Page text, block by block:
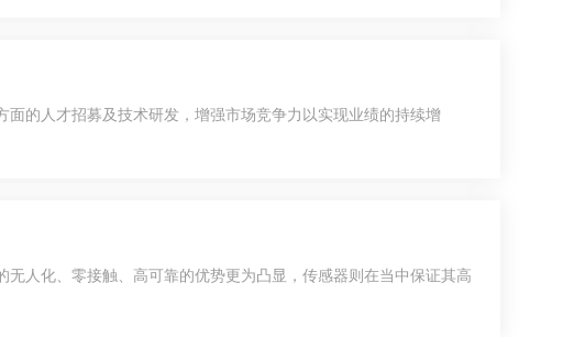
的人才招募及技术研发，增强市场竞争力以实现业绩的持续增
人化、零接触、高可靠的优势更为凸显，传感器则在当中保证其高